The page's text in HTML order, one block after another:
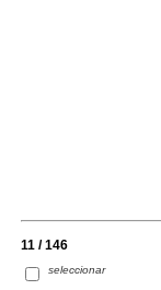
11 / 146
seleccionar